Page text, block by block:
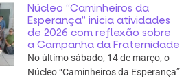
Núcleo “Caminheiros da
Esperança” inicia atividades
de 2026 com reflexão sobre
a Campanha da Fraternidade
No último sábado, 14 de março, o
Núcleo “Caminheiros da Esperança”